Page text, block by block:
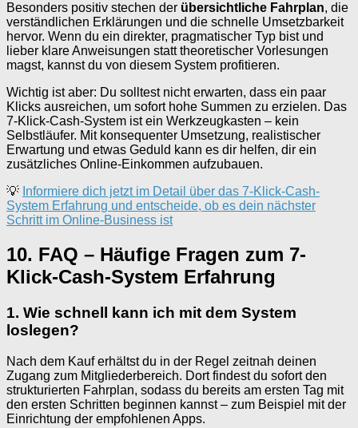
Besonders positiv stechen der übersichtliche Fahrplan, die
verständlichen Erklärungen und die schnelle Umsetzbarkeit
hervor. Wenn du ein direkter, pragmatischer Typ bist und
lieber klare Anweisungen statt theoretischer Vorlesungen
magst, kannst du von diesem System profitieren.
Wichtig ist aber: Du solltest nicht erwarten, dass ein paar
Klicks ausreichen, um sofort hohe Summen zu erzielen. Das
7-Klick-Cash-System ist ein Werkzeugkasten – kein
Selbstläufer. Mit konsequenter Umsetzung, realistischer
Erwartung und etwas Geduld kann es dir helfen, dir ein
zusätzliches Online-Einkommen aufzubauen.
💡 Informiere dich jetzt im Detail über das 7-Klick-Cash-
System Erfahrung und entscheide, ob es dein nächster
Schritt im Online-Business ist
10. FAQ – Häufige Fragen zum 7-
Klick-Cash-System Erfahrung
1. Wie schnell kann ich mit dem System
loslegen?
Nach dem Kauf erhältst du in der Regel zeitnah deinen
Zugang zum Mitgliederbereich. Dort findest du sofort den
strukturierten Fahrplan, sodass du bereits am ersten Tag mit
den ersten Schritten beginnen kannst – zum Beispiel mit der
Einrichtung der empfohlenen Apps.